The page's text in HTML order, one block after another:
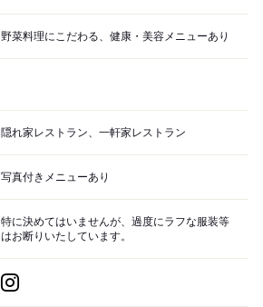
野菜料理にこだわる、健康・美容メニューあり
隠れ家レストラン、一軒家レストラン
写真付きメニューあり
特に決めてはいませんが、過度にラフな服装等
はお断りいたしています。